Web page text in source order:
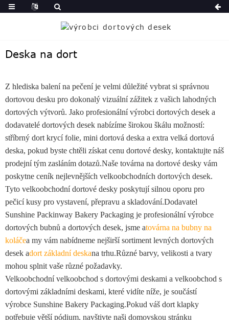
Deska na dort
Z hlediska balení na pečení je velmi důležité vybrat si správnou
dortovou desku pro dokonalý vizuální zážitek z vašich lahodných
dortových výtvorů. Jako profesionální výrobci dortových desek a
dodavatelé dortových desek nabízíme širokou škálu možností:
stříbrný dort krycí folie, mini dortová deska a extra velká dortová
deska, pokud byste chtěli získat cenu dortové desky, kontaktujte náš
prodejní tým zasláním dotazů.Naše továrna na dortové desky vám
poskytne ceník nejlevnějších velkoobchodních dortových desek.
Tyto velkoobchodní dortové desky poskytují silnou oporu pro
pečicí kusy pro vystavení, přepravu a skladování.Dodavatel
Sunshine Packinway Bakery Packaging je profesionální výrobce
dortových bubnů a dortových desek, jsme atovárna na bubny na
koláčea my vám nabídneme nejširší sortiment levných dortových
desek adort základní deskana trhu.Různé barvy, velikosti a tvary
mohou splnit vaše různé požadavky.
Velkoobchodní velkoobchod s dortovými deskami a velkoobchod s
dortovými základními deskami, které vidíte níže, je součástí
výrobce Sunshine Bakery Packaging.Pokud váš dort klapky
potřebuje větší pódium, navštivte naši domovskou stránku